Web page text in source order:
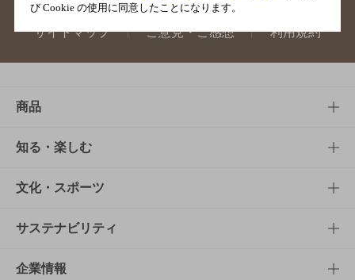
サイトマップ ご意見・ご感想 利用規約
商品
商品TOP
商品一覧
商品発売情報
栄養成分一覧
知る・楽しむ
知る・楽しむTOP
キャンペーン
工場見学
文化・スポーツ
文化・スポーツTOP
サントリーホール
サステナビリティ
サステナビリティTOP
企業情報
び Cookie の使用に同意したことになります。